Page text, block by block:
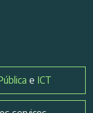
e ICT